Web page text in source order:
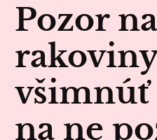
Pozor
všimnúť
na ne